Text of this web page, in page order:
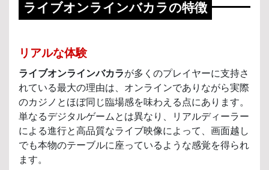
ライブオンラインバカラの特徴
リアルな体験
ライブオンラインバカラが多くのプレイヤーに支持さ
れている最大の理由は、オンラインでありながら実際
のカジノとほぼ同じ臨場感を味わえる点にあります。
単なるデジタルゲームとは異なり、リアルディーラー
による進行と高品質なライブ映像によって、画面越し
でも本物のテーブルに座っているような感覚を得られ
ます。